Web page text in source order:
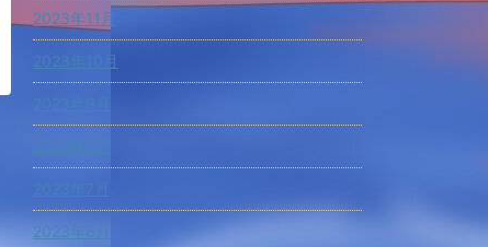
2023年11月
2023年10月
2023年6月